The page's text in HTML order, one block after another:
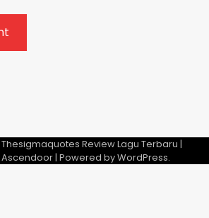
Thesigmaquotes Review Lagu Terbaru |
Ascendoor| Powered byWordPress.